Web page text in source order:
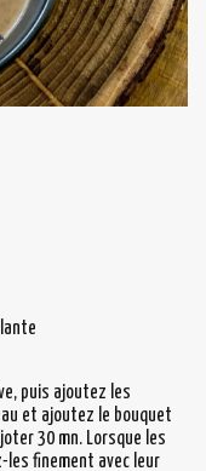
puis ajoutez les
et ajoutez le bouquet
30 mn. Lorsque les
les finement avec leur